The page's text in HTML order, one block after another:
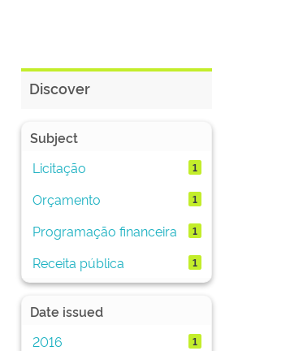
Discover
Subject
Licitação
1
Orçamento 1
Programação financeira 1
Receita pública 1
Date issued
2016
1